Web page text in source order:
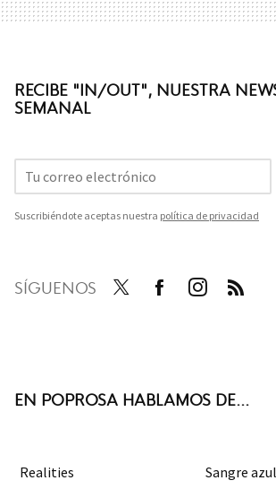
RECIBE "IN/OUT", NUESTRA
SEMANAL
Suscribiéndote aceptas nuestra política de privacidad
SÍGUENOS
EN POPROSA HABLAMOS DE...
Realities Sangre azul